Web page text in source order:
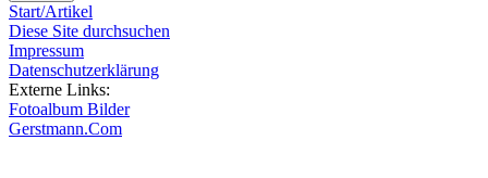
Start/Artikel
Diese Site durchsuchen
Impressum
Datenschutzerklärung
Externe Links:
Fotoalbum Bilder
Gerstmann.Com